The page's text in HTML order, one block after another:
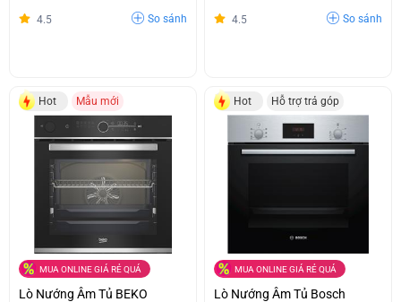
4.5 So sánh 4.5 So sánh
Hot Mẫu mới
MUA ONLINE GIÁ RẺ QUÁ
Lò Nướng Âm Tủ BEKO
Hot Hỗ trợ trả góp
MUA ONLINE GIÁ RẺ QUÁ
Lò Nướng Âm Tủ Bosch